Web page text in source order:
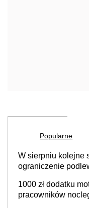
Popularne
W sierpniu kolejne
ograniczenie
cały kraj
1000 zł dodatku
pracowników